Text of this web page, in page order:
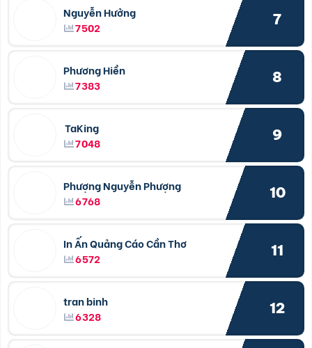
Nguyễn Hưởng
7502
7
Phương Hiền
7383
8
TaKing
7048
9
Phượng Nguyễn Phượng
6768
10
In Ấn Quảng Cáo Cần Thơ
6572
11
tran binh
6328
12